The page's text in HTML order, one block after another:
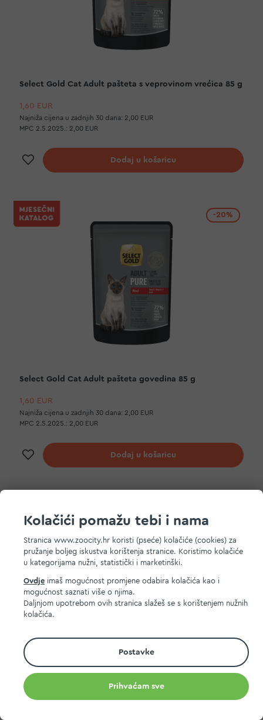
Kolačići pomažu tebi i nama
Stranica www.zoocity.hr koristi (pseće) kolačiće (cookies) za
pružanje boljeg iskustva korištenja stranice. Koristimo kolačiće
u kategorijama nužni, statistički i marketinški.
Ovdje imaš mogućnost promjene odabira kolačića kao i
mogućnost saznati više o njima.
Daljnjom upotrebom ovih stranica slažeš se s korištenjem nužnih
kolačića.
Postavke
Prihvaćam sve
Select Gold Cat Adult pašteta s veprovinom vrećica 85 g
1,60 EUR
Najniža cijena u zadnjih 30 dana: 2,00 EUR
MPC 2.5.2025.: 2,00 EUR
Dodaj na listu želja
Dodaj u košaricu
-20%
Select Gold Cat Adult pašteta govedina 85 g
1,60 EUR
Najniža cijena u zadnjih 30 dana: 2,00 EUR
MPC 2.5.2025.: 2,00 EUR
Dodaj na listu želja
Dodaj u košaricu
Select Gold Cat pašteta piletina vrećica 85 g
1,60 EUR